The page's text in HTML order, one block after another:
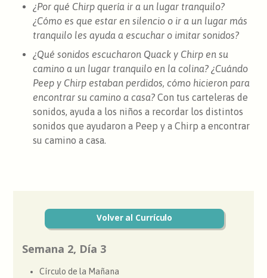
¿Por qué Chirp quería ir a un lugar tranquilo?
¿Cómo es que estar en silencio o ir a un lugar más
tranquilo les ayuda a escuchar o imitar sonidos?
¿Qué sonidos escucharon Quack y Chirp en su
camino a un lugar tranquilo en la colina? ¿Cuándo
Peep y Chirp estaban perdidos, cómo hicieron para
encontrar su camino a casa? Con tus carteleras de
sonidos, ayuda a los niños a recordar los distintos
sonidos que ayudaron a Peep y a Chirp a encontrar
su camino a casa.
Volver al Currículo
Semana 2, Día 3
Círculo de la Mañana